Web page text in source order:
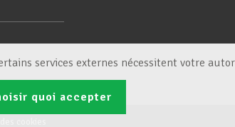
services externes nécessitent votre
quoi accepter